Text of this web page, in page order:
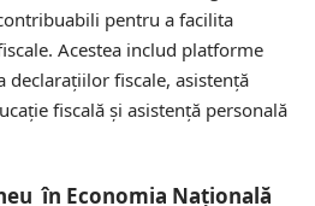
pentru a facilita
Acestea includ platforme
declarațiilor fiscale, asistență
fiscală și asistență personală
în Economia Națională